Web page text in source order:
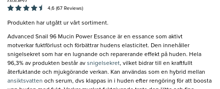
4,6 (67 Reviews)
Produkten har utgått ur vårt sortiment.
Advanced Snail 96 Mucin Power Essance är en essance som aktivt
motverkar fuktförlust och förbättrar hudens elasticitet. Den innehåller
snigelsekret som har en lugnande och reparerande effekt på huden. Hela
96,3% av produkten består av snigelsekret, vilket bidrar till en kraftfullt
återfuktande och mjukgörande verkan. Kan användas som en hybrid mellan
ansiktsvatten och serum, dvs klappas in i huden efter rengöring för att boosta